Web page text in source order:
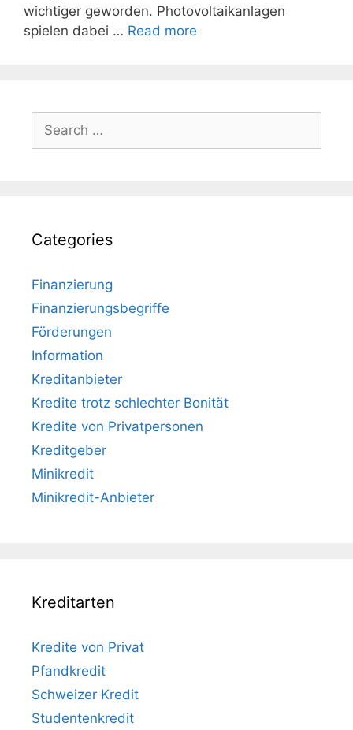
wichtiger geworden. Photovoltaikanlagen
spielen dabei … Read more
for:
Categories
Finanzierung
Finanzierungsbegriffe
Förderungen
Information
Kreditanbieter
Kredite trotz schlechter Bonität
Kredite von Privatpersonen
Kreditgeber
Minikredit
Minikredit-Anbieter
Kreditarten
Kredite von Privat
Pfandkredit
Schweizer Kredit
Studentenkredit